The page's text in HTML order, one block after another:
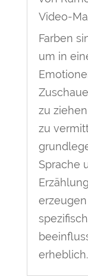
Video-
Farben
um in
zu
zu
Sprache
erheblich.